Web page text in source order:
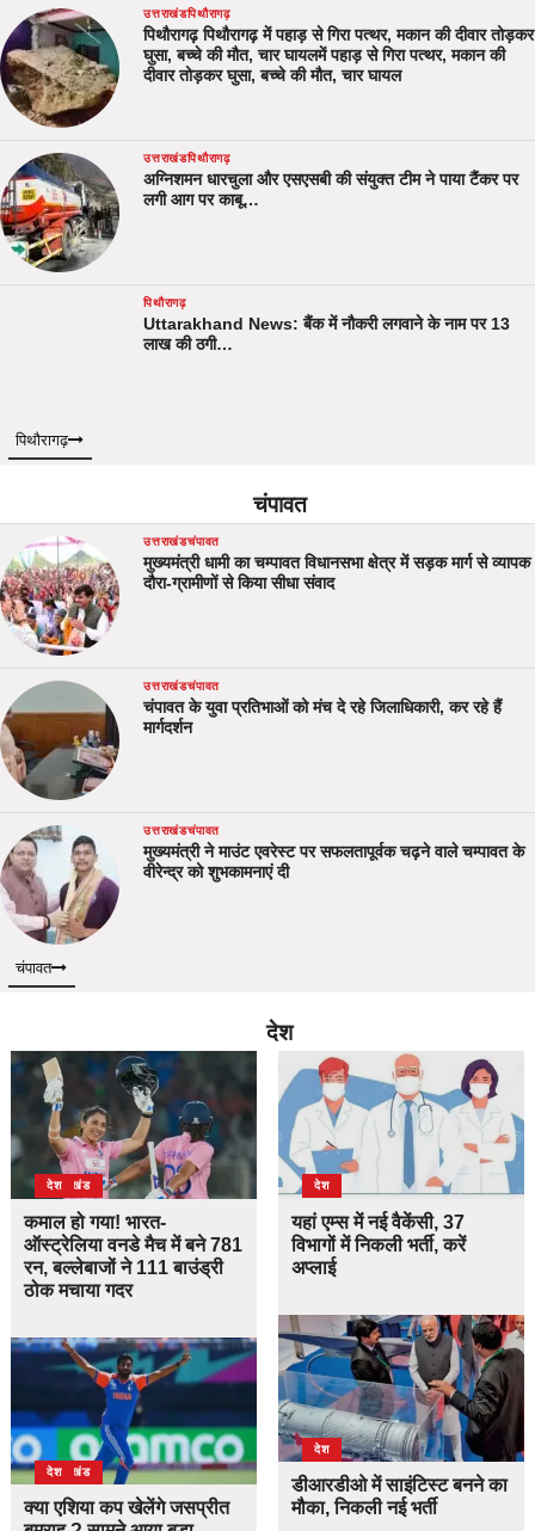
उत्तराखंडपिथौरागढ़
पिथौरागढ़ पिथौरागढ़ में पहाड़ से गिरा पत्थर, मकान की दीवार तोड़कर
घुसा, बच्चे की मौत, चार घायलमें पहाड़ से गिरा पत्थर, मकान की
दीवार तोड़कर घुसा, बच्चे की मौत, चार घायल
उत्तराखंडपिथौरागढ़
अग्निशमन धारचुला और एसएसबी की संयुक्त टीम ने पाया टैंकर पर
लगी आग पर काबू…
पिथौरागढ़
Uttarakhand News: बैंक में नौकरी लगवाने के नाम पर 13
लाख की ठगी…
पिथौरागढ़
चंपावत
उत्तराखंडचंपावत
मुख्यमंत्री धामी का चम्पावत विधानसभा क्षेत्र में सड़क मार्ग से व्यापक
दौरा-ग्रामीणों से किया सीधा संवाद
उत्तराखंडचंपावत
चंपावत के युवा प्रतिभाओं को मंच दे रहे जिलाधिकारी, कर रहे हैं
मार्गदर्शन
उत्तराखंडचंपावत
मुख्यमंत्री ने माउंट एवरेस्ट पर सफलतापूर्वक चढ़ने वाले चम्पावत के
वीरेन्द्र को शुभकामनाएं दी
चंपावत
देश
उत्तराखंड
देश
कमाल हो गया! भारत-
ऑस्ट्रेलिया वनडे मैच में बने 781
रन, बल्लेबाजों ने 111 बाउंड्री
ठोक मचाया गदर
उत्तराखंड
देश
क्या एशिया कप खेलेंगे जसप्रीत
देश
यहां एम्स में नई वैकेंसी, 37
विभागों में निकली भर्ती, करें
अप्लाई
देश
डीआरडीओ में साइंटिस्ट बनने का
मौका, निकली नई भर्ती